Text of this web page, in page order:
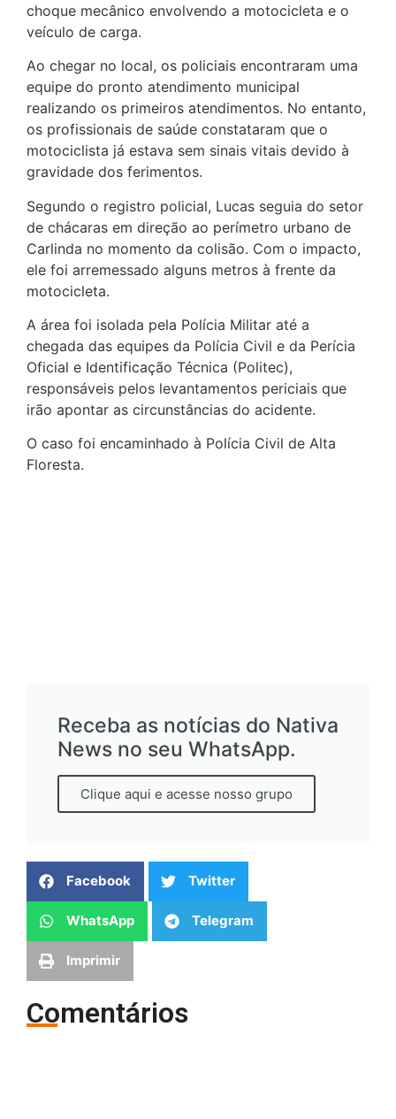
choque mecânico envolvendo a motocicleta e o
veículo de carga.
Ao chegar no local, os policiais encontraram uma
equipe do pronto atendimento municipal
realizando os primeiros atendimentos. No entanto,
os profissionais de saúde constataram que o
motociclista já estava sem sinais vitais devido à
gravidade dos ferimentos.
Segundo o registro policial, Lucas seguia do setor
de chácaras em direção ao perímetro urbano de
Carlinda no momento da colisão. Com o impacto,
ele foi arremessado alguns metros à frente da
motocicleta.
A área foi isolada pela Polícia Militar até a
chegada das equipes da Polícia Civil e da Perícia
Oficial e Identificação Técnica (Politec),
responsáveis pelos levantamentos periciais que
irão apontar as circunstâncias do acidente.
O caso foi encaminhado à Polícia Civil de Alta
Floresta.
Receba as notícias do Nativa
News no seu WhatsApp.
Clique aqui e acesse nosso grupo
Facebook Twitter
WhatsApp Telegram
Imprimir
Comentários